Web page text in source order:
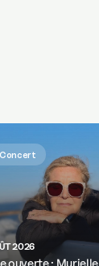
Concert
2026